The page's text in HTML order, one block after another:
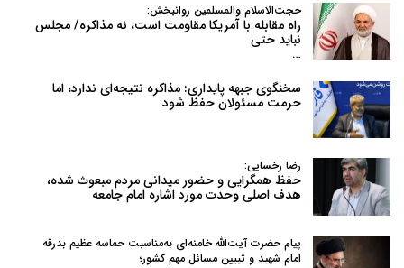
حجت‌الاسلام والمسلمین روانبخش:
راه مقابله با آمریکا مقاومت است، نه مذاکره/ مجلس
نباید حتی
…
سخنگوی جبهه پایداری: مذاکره نتیجه‌ای ندارد، اما
حرمت مسئولان حفظ شود
رضا رخسایی:
حفظ همگرایی و حضور میدانی مردم مبعوث شده،
هدف اصلی وحدت مورد اشاره امام جامعه
پیام حضرت آیت‌الله خامنه‌ای به‌مناسبت حماسه عظیم بدرقه
امام شهید و تبیین مسائل مهم کشور؛